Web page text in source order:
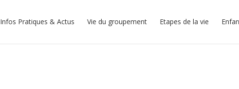
Infos Pratiques & Actus Vie du groupement Etapes de la vie